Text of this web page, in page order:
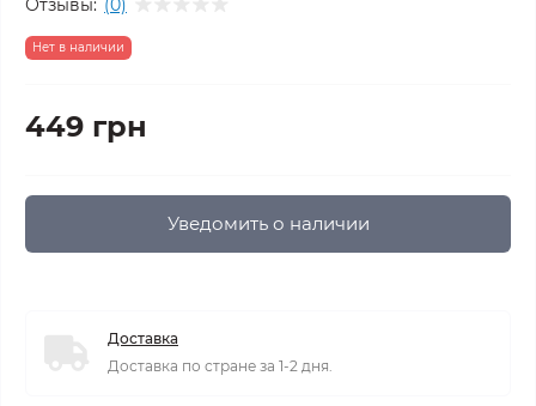
Нет в наличии
449 грн
Уведомить о наличии
Доставка
Доставка по стране за 1-2 дня.